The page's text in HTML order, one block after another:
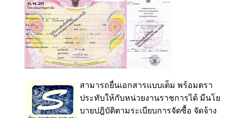
สามารถยื่นเอกสารแบบเต็ม พร้อมตรา
ประทับให้กับหน่วยงานราชการได้ มีนโย
บายปฎิบัติตามระเบียบการจัดซื้อ จัดจ้าง